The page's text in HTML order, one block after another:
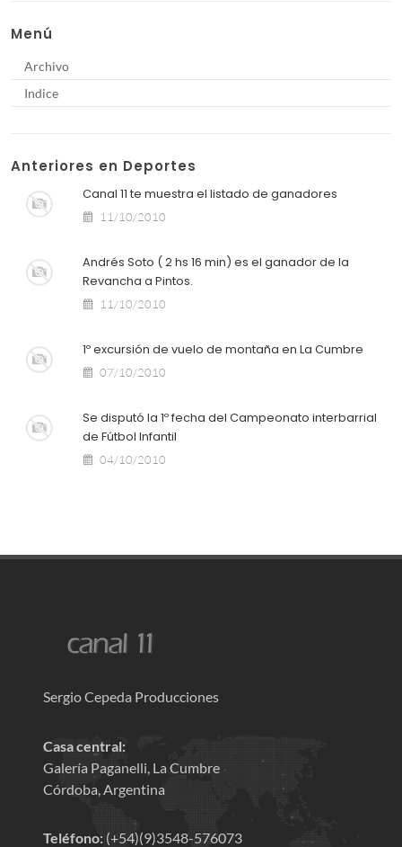
Menú
Archivo
Indice
Anteriores en Deportes
Canal 11 te muestra el listado de ganadores
11/10/2010
Andrés Soto ( 2 hs 16 min) es el ganador de la
Revancha a Pintos.
11/10/2010
1º excursión de vuelo de montaña en La Cumbre
07/10/2010
Se disputó la 1º fecha del Campeonato interbarrial
de Fútbol Infantil
04/10/2010
Sergio Cepeda Producciones
Casa central:
Galería Paganelli, La Cumbre
Córdoba, Argentina
Teléfono: (+54)(9)3548-576073